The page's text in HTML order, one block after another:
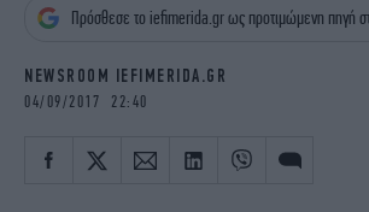
iBOOKS
ΖΩΔΙΑ
MEDIA
NEWSLETTER
Πρόσθεσε το iefimerida.gr ως προτιμώμενη πηγή
NEWSROOM IEFIMERIDA.GR
04/09/2017 22:40